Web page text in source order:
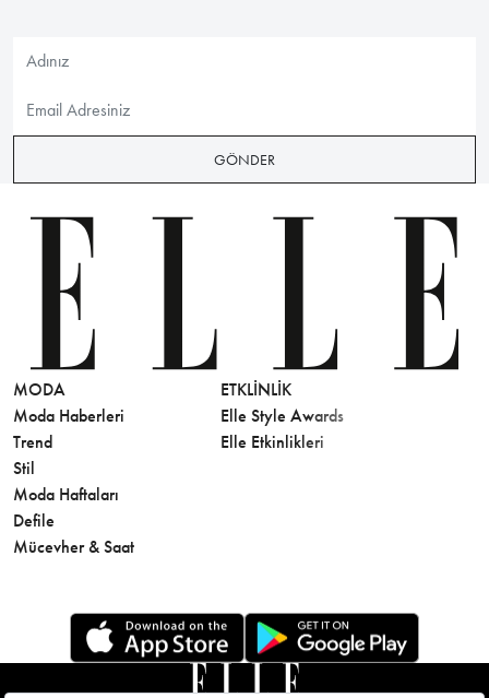
GÖNDER
MODA
Moda Haberleri
Trend
Stil
Moda Haftaları
Defile
Mücevher & Saat
ETKLINLIK
Elle Style Awards
Elle Etkinlikleri